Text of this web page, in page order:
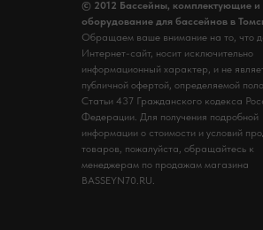
© 2012 Бассейны, комплектующие и
оборудование для бассейнов в
Обращаем ваше внимание на то, что
Интернет-сайт, носит исключительно
информационный характер, и не
публичной офертой, определяемой
Статьи 437 Гражданского кодекса
Федерации. Для получения подробной
информации о стоимости и условий
товаров, пожалуйста, обращайтесь к
менеджерам по продажам магазина
BASSEYN70.RU.